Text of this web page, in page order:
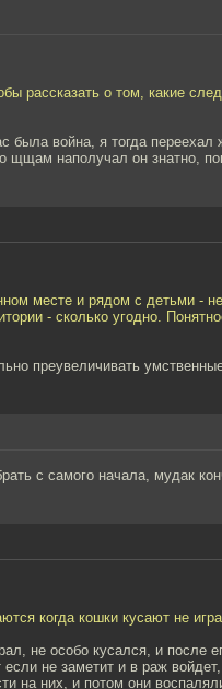
рассказать о том, какие
была война, я тогда
наполучал он знатно,
месте и рядом с детьми -
- сколько угодно.
преувеличивать
с самого начала, мудак
когда кошки кусают не
не особо кусался, и после
не заметит и в раж
на них, и потом они